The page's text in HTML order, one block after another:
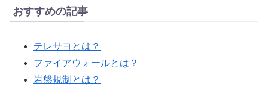
おすすめの記事
テレサヨとは？
ファイアウォールとは？
岩盤規制とは？